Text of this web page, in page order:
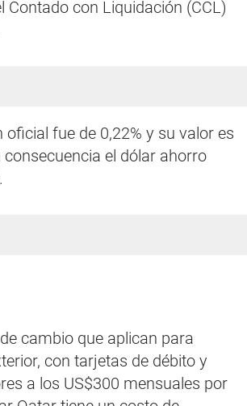
Contado con Liquidación (CCL)
oficial fue de 0,22% y su valor es
consecuencia el dólar ahorro
cambio que aplican para
con tarjetas de débito y
a los US$300 mensuales por